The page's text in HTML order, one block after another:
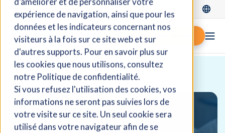
expérience de navigation, ainsi que pour les
données et les indicateurs concernant nos
visiteurs à la fois sur ce site web et sur
d'autres supports. Pour en savoir plus sur
les cookies que nous utilisons, consultez
notre Politique de confidentialité.
Si vous refusez l'utilisation des cookies, vos
informations ne seront pas suivies lors de
votre visite sur ce site. Un seul cookie sera
utilisé dans votre navigateur afin de se
Se connecter
Demander une démo
Accueil Ressources Blogue